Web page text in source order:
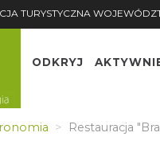
TURYSTYCZNA
ODKRYJ
Restauracja